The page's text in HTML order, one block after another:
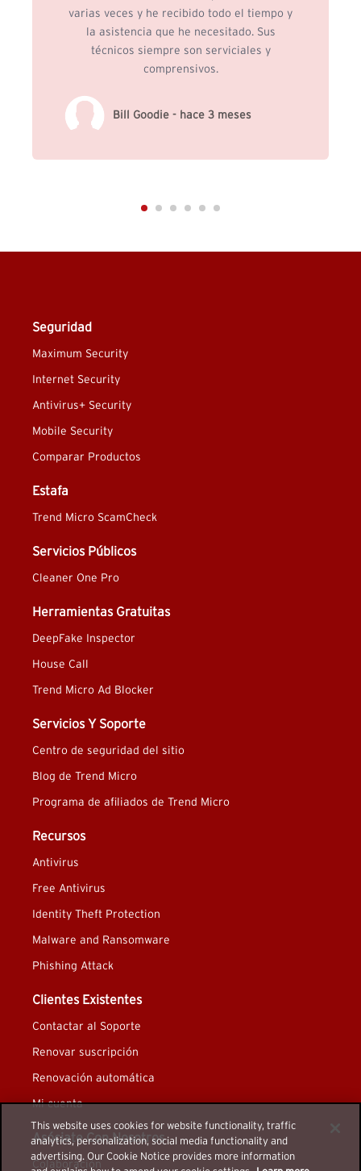
varias veces y he recibido todo el tiempo y
la asistencia que he necesitado. Sus
técnicos siempre son serviciales y
comprensivos.
Bill Goodie - hace 3 meses
Seguridad
Maximum Security
Internet Security
Antivirus+ Security
Mobile Security
Comparar Productos
Estafa
Trend Micro ScamCheck
Servicios Públicos
Cleaner One Pro
Herramientas Gratuitas
DeepFake Inspector
House Call
Trend Micro Ad Blocker
Servicios Y Soporte
Centro de seguridad del sitio
Blog de Trend Micro
Programa de afiliados de Trend Micro
Recursos
Antivirus
Free Antivirus
Identity Theft Protection
Malware and Ransomware
Phishing Attack
Clientes Existentes
Contactar al Soporte
Renovar suscripción
Renovación automática
Mi cuenta
Asóciate Con Nosotros
Colaboración
This website uses cookies for website functionality, traffic
analytics, personalization, social media functionality and
advertising. Our Cookie Notice provides more information